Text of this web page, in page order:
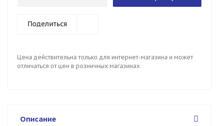
Поделиться
Цена действительна только для интернет-магазина и может
отличаться от цен в розничных магазинах
Описание